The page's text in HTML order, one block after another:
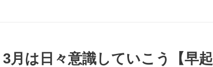
月は日々意識していこう【早起